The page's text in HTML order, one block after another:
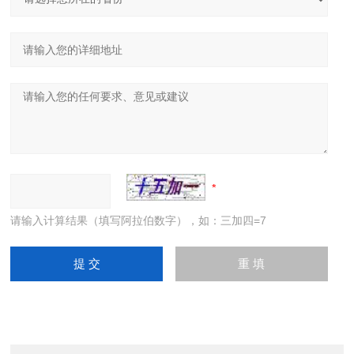
请输入计算结果（填写阿拉伯数字），如：三加四=7